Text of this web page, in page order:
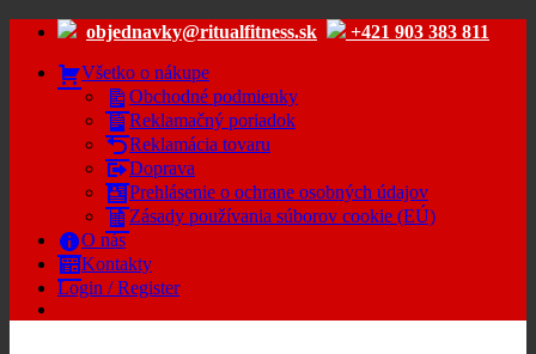
Skip
content
objednavky@ritualfitness.sk
+421 903 383 811
Všetko o nákupe
Obchodné podmienky
Reklamačný poriadok
Reklamácia tovaru
Doprava
Prehlásenie o ochrane osobných údajov
Zásady používania súborov cookie (EÚ)
O nás
Kontakty
Login / Register